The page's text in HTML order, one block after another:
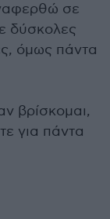
σε
δύσκολες
όμως πάντα
βρίσκομαι,
για πάντα